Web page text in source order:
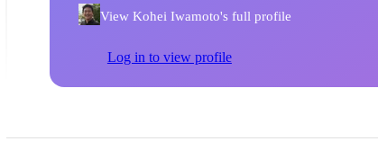
View Kohei Iwamoto's full profile
Log in to view profile